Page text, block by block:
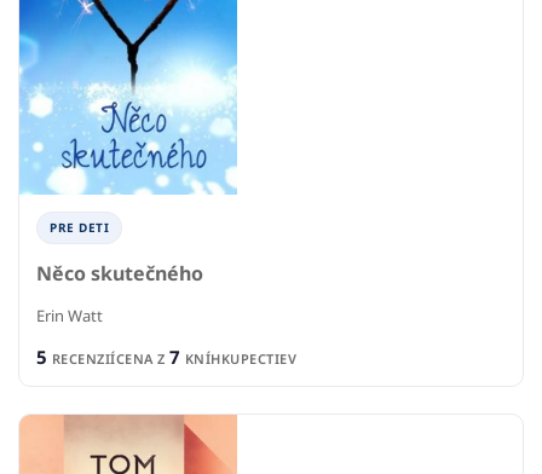
PRE DETI
Něco skutečného
Erin Watt
5 RECENZIÍCENA Z 7 KNÍHKUPECTIEV